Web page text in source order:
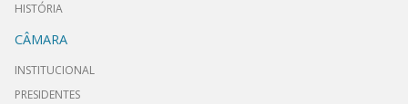
HISTÓRIA
CÂMARA
INSTITUCIONAL
PRESIDENTES